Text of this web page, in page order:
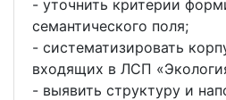
- уточнить критерии
семантического поля;
- систематизировать
входящих в ЛСП
- выявить структуру и